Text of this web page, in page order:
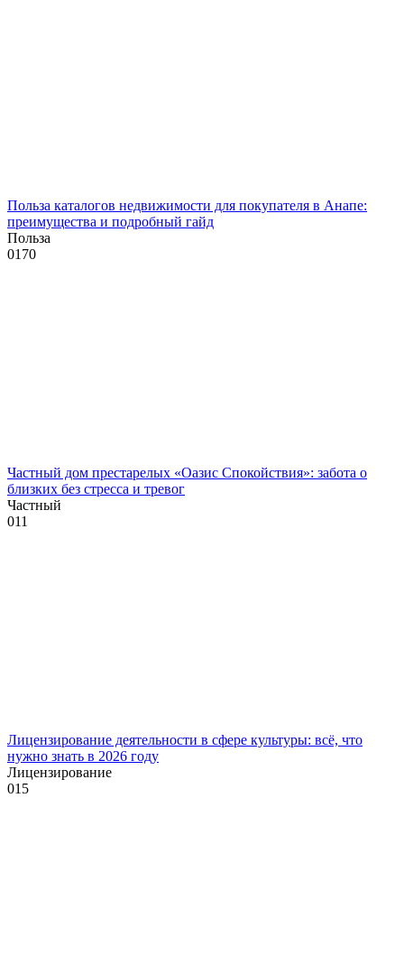
Польза каталогов недвижимости для покупателя в Анапе:
преимущества и подробный гайд
Польза
0170
Частный дом престарелых «Оазис Спокойствия»: забота о
близких без стресса и тревог
Частный
011
Лицензирование деятельности в сфере культуры: всё, что
нужно знать в 2026 году
Лицензирование
015